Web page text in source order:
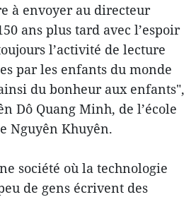
à envoyer au directeur
ans plus tard avec l’espoir
l’activité de lecture
par les enfants du monde
du bonheur aux enfants",
Dô Quang Minh, de l’école
Nguyên Khuyên.
société où la technologie
de gens écrivent des